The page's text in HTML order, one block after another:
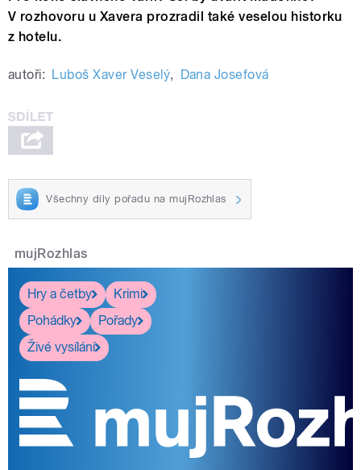
V rozhovoru u Xavera prozradil také veselou historku
z hotelu.
autoři: Luboš Xaver Veselý, Dana Josefová
Všechny díly pořadu na mujRozhlas
mujRozhlas
Hry a četby
Krimi
Pohádky
Pořady
Živé vysílání